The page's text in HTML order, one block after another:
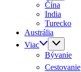
Čína
India
Turecko
Austrália
Viac
Bývanie
Cestovanie